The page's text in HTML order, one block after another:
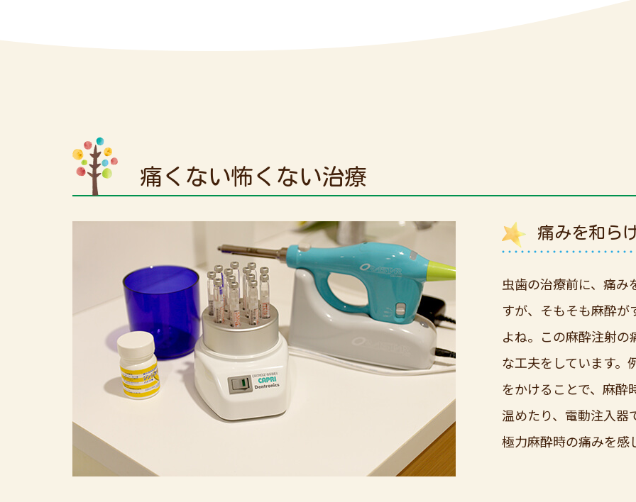
痛くない怖くない治療
痛みを和ら
虫歯の治療前に、痛み
すが、そもそも麻酔
よね。この麻酔注射
な工夫をしています。
をかけることで、麻酔
温めたり、電動注入器
極力麻酔時の痛みを感